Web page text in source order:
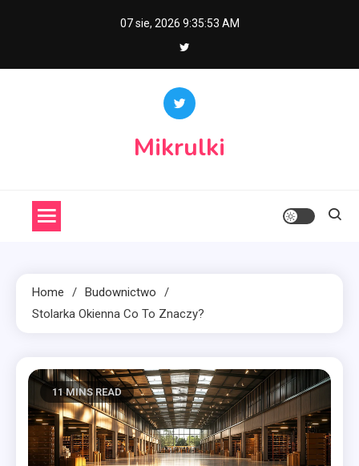
07 sie, 2026 9:35:54 AM
Mikrulki
Home
Budownictwo
Stolarka Okienna Co To Znaczy?
11 MINS READ